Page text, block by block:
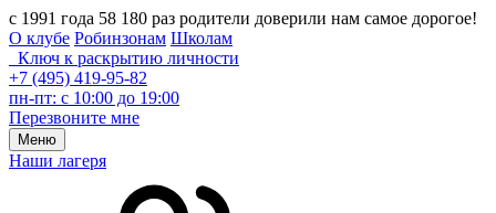
с 1991 года 58 180 раз родители доверили нам самое дорогое!
О клубе Робинзонам Школам
Ключ к раскрытию личности
+7 (495) 419-95-82
пн-пт: с 10:00 до 19:00
Перезвоните мне
Меню
Наши лагеря